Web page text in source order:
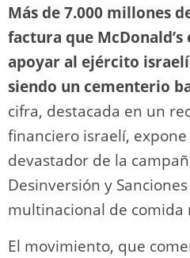
Más de 7.000 millones
factura que
apoyar al ejército
siendo un cementerio
cifra, destacada en un
financiero israelí,
devastador de la
Desinversión y
multinacional de comida
El movimiento, que